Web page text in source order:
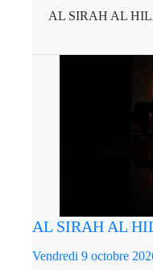
AL SIRAH AL
AL SIRAH AL
Vendredi 9 octobre